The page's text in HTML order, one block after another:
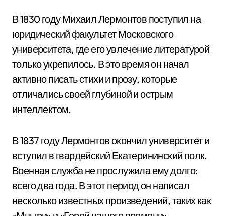
В 1830 году Михаил Лермонтов поступил на
юридический факультет Московского
университета, где его увлечение литературой
только укрепилось. В это время он начал
активно писать стихи и прозу, которые
отличались своей глубиной и острым
интеллектом.
В 1837 году Лермонтов окончил университет и
вступил в гвардейский Екатерининский полк.
Военная служба не прослужила ему долго:
всего два года. В этот период он написал
несколько известных произведений, таких как